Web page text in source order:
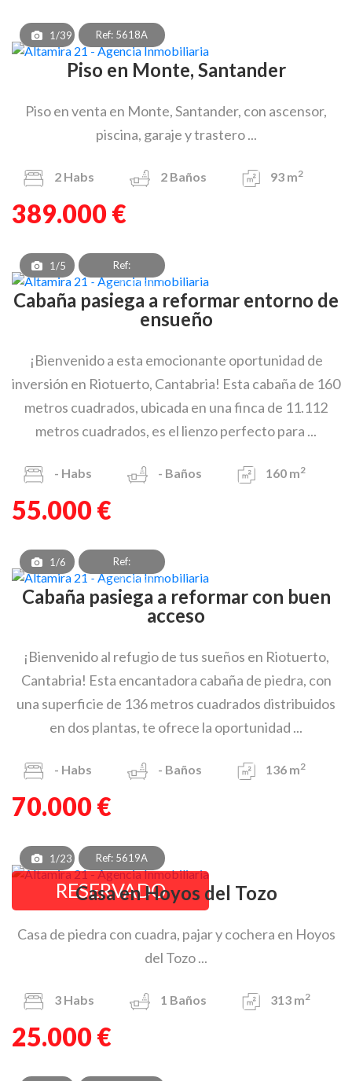
1/39 Ref: 5618A
Piso en Monte, Santander
Piso en venta en Monte, Santander, con ascensor,
piscina, garaje y trastero ...
2 Habs 2 Baños 93 m2
389.000 €
1/5
Ref:
CBV_OCP_3179_1
Cabaña pasiega a reformar entorno de
ensueño
¡Bienvenido a esta emocionante oportunidad de
inversión en Riotuerto, Cantabria! Esta cabaña de 160
metros cuadrados, ubicada en una finca de 11.112
metros cuadrados, es el lienzo perfecto para ...
- Habs - Baños 160 m2
55.000 €
1/6
Ref:
CBV_OCP_3178_1
Cabaña pasiega a reformar con buen
acceso
¡Bienvenido al refugio de tus sueños en Riotuerto,
Cantabria! Esta encantadora cabaña de piedra, con
una superficie de 136 metros cuadrados distribuidos
en dos plantas, te ofrece la oportunidad ...
- Habs - Baños 136 m2
70.000 €
1/23 Ref: 5619A
RESERVADO
Casa en Hoyos del Tozo
Casa de piedra con cuadra, pajar y cochera en Hoyos
del Tozo ...
3 Habs 1 Baños 313 m2
25.000 €